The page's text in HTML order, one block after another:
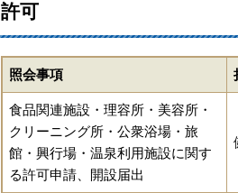
許可
照会事項
食品関連施設・理容所・美容所・
クリーニング所・公衆浴場・旅
館・興行場・温泉利用施設に関す
る許可申請、開設届出